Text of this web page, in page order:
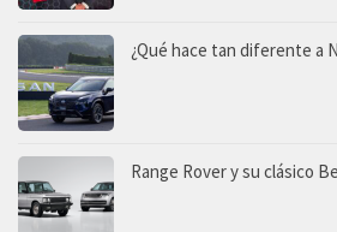
¿Qué hace tan diferente a
Range Rover y su clásico